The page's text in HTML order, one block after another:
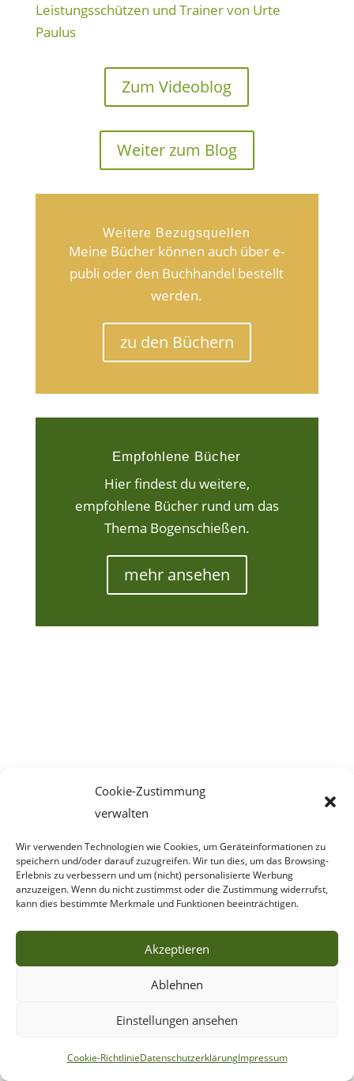
Cookie-Zustimmung
verwalten
Wir verwenden Technologien wie Cookies, um Geräteinformationen zu
speichern und/oder darauf zuzugreifen. Wir tun dies, um das Browsing-
Erlebnis zu verbessern und um (nicht) personalisierte Werbung
anzuzeigen. Wenn du nicht zustimmst oder die Zustimmung widerrufst,
kann dies bestimmte Merkmale und Funktionen beeinträchtigen.
Akzeptieren
Ablehnen
Einstellungen ansehen
Cookie-RichtlinieDatenschutzerklärungImpressum
Leistungsschützen und Trainer von Urte
Paulus
Zum Videoblog
Weiter zum Blog
Weitere Bezugsquellen
Meine Bücher können auch über e-
publi oder den Buchhandel bestellt
werden.
zu den Büchern
Empfohlene Bücher
Hier findest du weitere,
empfohlene Bücher rund um das
Thema Bogenschießen.
mehr ansehen